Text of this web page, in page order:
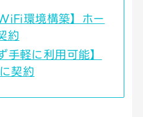
環境構築】ホー
約
手軽に利用可能】
契約